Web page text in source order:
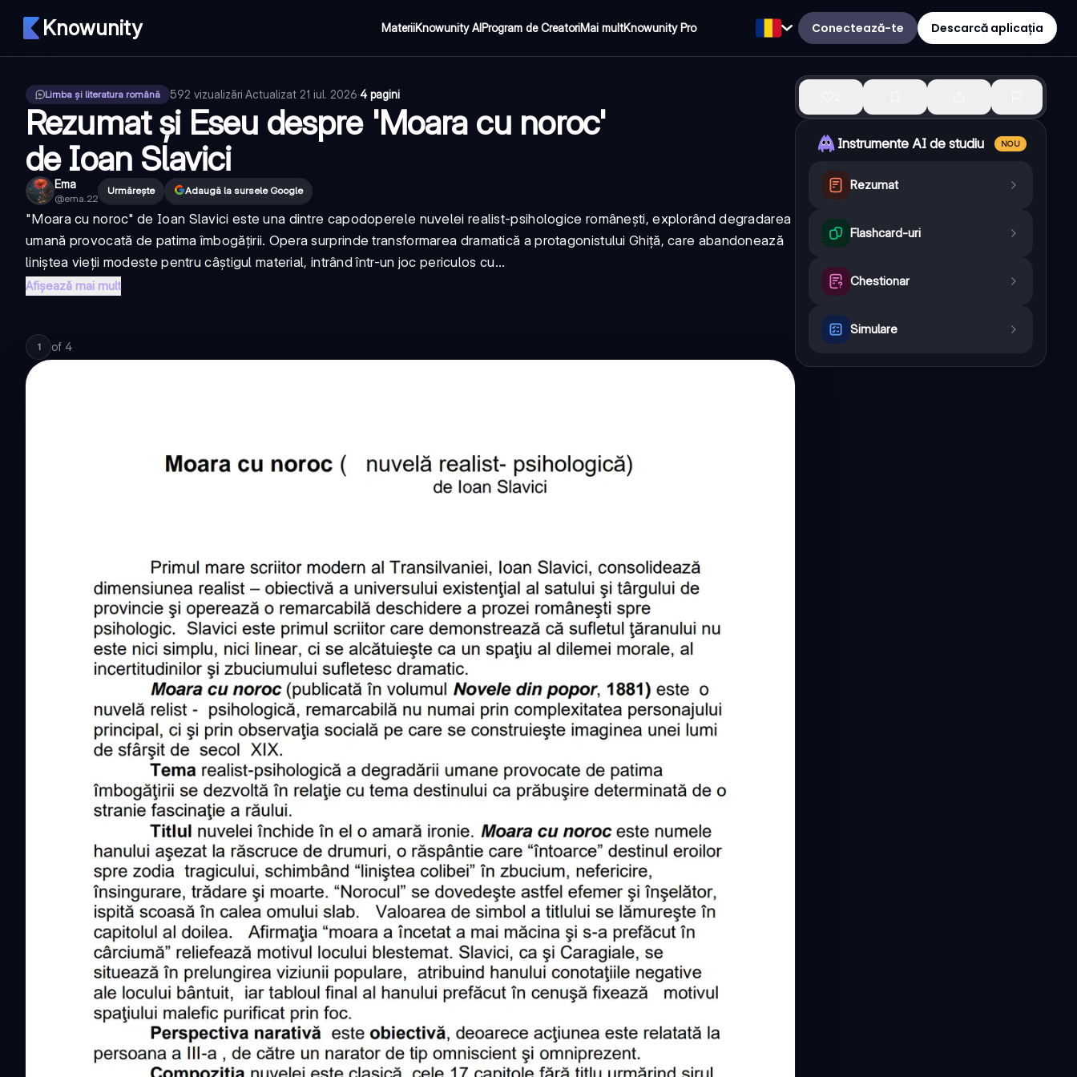
Knowunity MateriiKnowunity AIProgram de CreatoriMai multKnowunity Pro Conectează-te Descarcă aplicația
Limba și literatura română 592 vizualizări·Actualizat 21 iul. 2026·4 pagini
Rezumat și Eseu despre 'Moara cu noroc'
de Ioan Slavici
Ema
@ema.22
Urmărește Adaugă la sursele Google
"Moara cu noroc" de Ioan Slavici este una dintre capodoperele nuvelei realist-psihologice românești, explorând degradarea
umană provocată de patima îmbogățirii. Opera surprinde transformarea dramatică a protagonistului Ghiță, care abandonează
liniștea vieții modeste pentru câștigul material, intrând într-un joc periculos cu...
Afișează mai mult
1 of 4
Instrumente AI de studiu NOU
Rezumat
Flashcard-uri
Chestionar
Simulare